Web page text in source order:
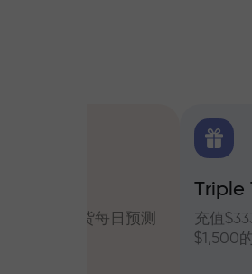
Triple Three礼
充值$333起，选择价